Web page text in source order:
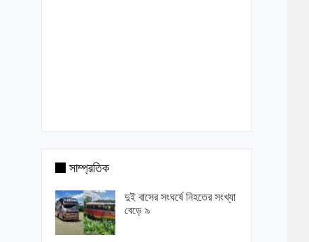
সাম্প্রতিক
দুই বাসের সংঘর্ষে নিহতের সংখ্যা
বেড়ে ৯